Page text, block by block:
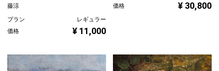
藤涼
プラン
レギュラー
価格
¥ 11,000
価格
¥ 30,800